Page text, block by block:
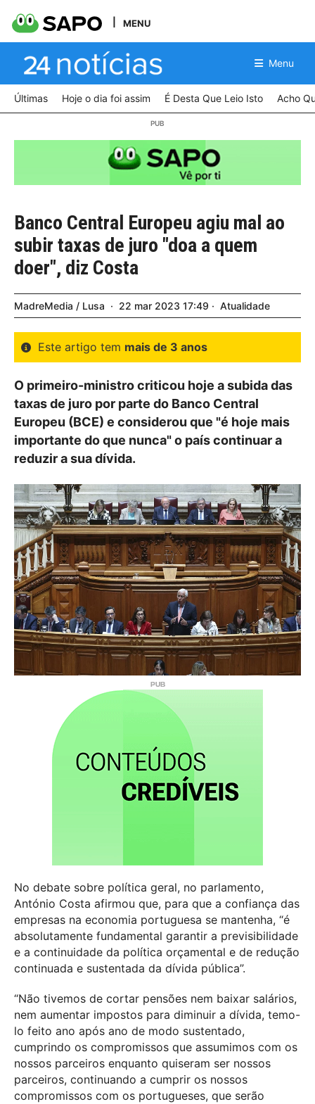
MENU
Menu
Últimas Hoje o dia foi assim É Desta Que Leio Isto Acho
Banco Central Europeu agiu mal ao
subir taxas de juro "doa a quem
doer", diz Costa
MadreMedia / Lusa 22 mar 2023 17:49 Atualidade
Este artigo tem mais de 3 anos
O primeiro-ministro criticou hoje a subida das
taxas de juro por parte do Banco Central
Europeu (BCE) e considerou que "é hoje mais
importante do que nunca" o país continuar a
reduzir a sua dívida.
No debate sobre política geral, no parlamento,
António Costa afirmou que, para que a confiança das
empresas na economia portuguesa se mantenha, “é
absolutamente fundamental garantir a previsibilidade
e a continuidade da política orçamental e de redução
continuada e sustentada da dívida pública”.
“Não tivemos de cortar pensões nem baixar salários,
nem aumentar impostos para diminuir a dívida, temo-
lo feito ano após ano de modo sustentado,
cumprindo os compromissos que assumimos com os
nossos parceiros enquanto quiseram ser nossos
parceiros, continuando a cumprir os nossos
compromissos com os portugueses, que serão